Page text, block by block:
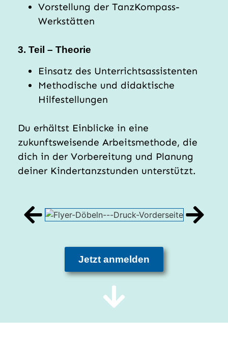
Vorstellung der TanzKompass-
Werkstätten
3. Teil – Theorie
Einsatz des Unterrichtsassistenten
Methodische und didaktische
Hilfestellungen
Du erhältst Einblicke in eine
zukunftsweisende Arbeitsmethode, die
dich in der Vorbereitung und Planung
deiner Kindertanzstunden unterstützt.
Jetzt anmelden